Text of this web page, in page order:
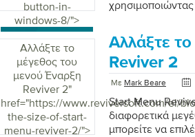
button-in-
windows-8/">
Αλλάξτε το
μέγεθος του
μενού Έναρξη
Reviver 2"
href="https://www.reviversoft.com/el/
the-size-of-start-
menu-reviver-2/">
Αλλάξτε
Reviver 2
Με Mark Beare
Start Menu
διαφορετικά
μπορείτε να